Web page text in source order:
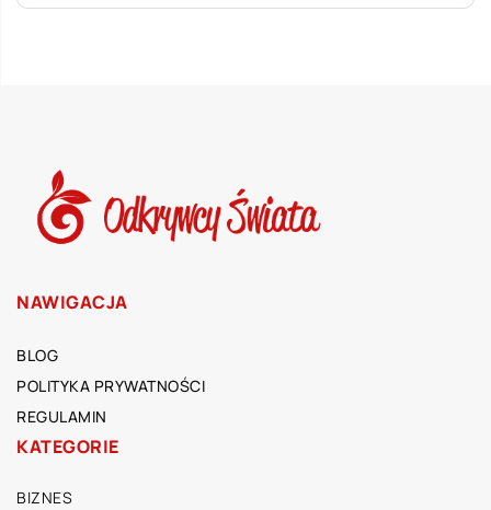
NAWIGACJA
BLOG
POLITYKA PRYWATNOŚCI
REGULAMIN
KATEGORIE
BIZNES